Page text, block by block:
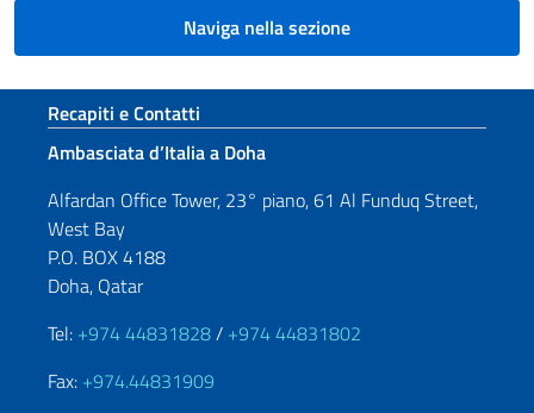
Naviga nella sezione
Sezione footer
Recapiti e Contatti
Ambasciata d’Italia a Doha
Alfardan Office Tower, 23° piano, 61 Al Funduq Street,
West Bay
P.O. BOX 4188
Doha, Qatar
Tel: +974 44831828/ +974 44831802
Fax: +974.44831909